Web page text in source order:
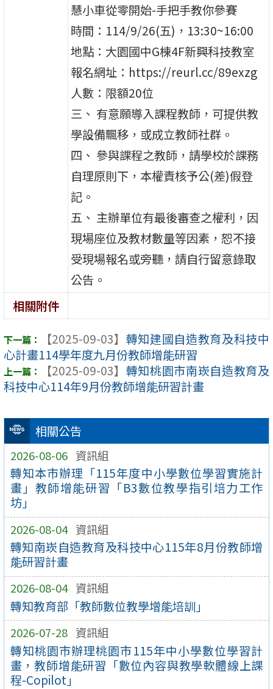
相關公告
2026-08-06 資訊組
轉知本市辦理「115年度中小學數位學習實施計
畫」教師增能研習「B3數位教學指引培力工作
坊」
2026-08-04 資訊組
轉知南崁自造教育及科技中心115年8月份教師增
能研習計畫
2026-08-04 資訊組
轉知教育部「教師數位教學增能培訓」
2026-07-28 資訊組
轉知桃園市辦理桃園市115年中小學數位學習計
畫，教師增能研習「數位內容與教學軟體線上課
程-Copilot」
慧小車從零開始-手把手教你參賽
時間：114/9/26(五)，13:30~16:00
地點：大園國中G棟4F新興科技教室
報名網址：https://reurl.cc/89exzg
人數：限額20位
三、 有意願導入課程教師，可提供教
學設備飄移，或成立教師社群。
四、 參與課程之教師，請學校於課務
自理原則下，本權責核予公(差)假登
記。
五、 主辦單位有最後審查之權利，因
現場座位及教材數量等因素，恕不接
受現場報名或旁聽，請自行留意錄取
公告。
相關附件
【2025-09-03】 轉知建國自造教育及科技中
心計畫114學年度九月份教師增能研習
【2025-09-03】 轉知桃園市南崁自造教育及
科技中心114年9月份教師增能研習計畫